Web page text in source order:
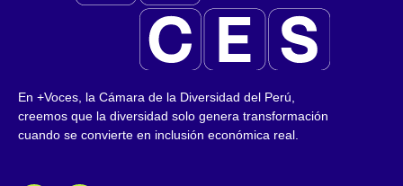
En +Voces, la Cámara de la Diversidad del Perú,
creemos que la diversidad solo genera transformación
cuando se convierte en inclusión económica real.